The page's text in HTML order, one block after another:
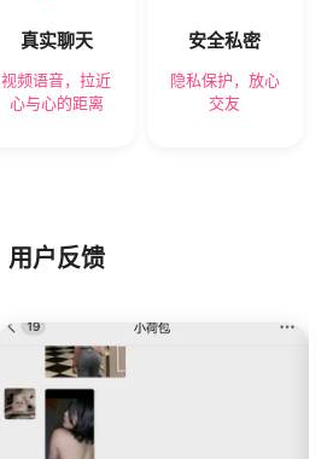
真实聊天
视频语音，拉近
心与心的距离
安全私密
隐私保护，放心
交友
用户反馈